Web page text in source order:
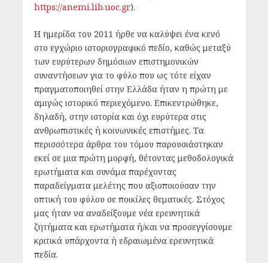
https://anemi.lib.uoc.gr).
Η ημερίδα του 2011 ήρθε να καλύψει ένα κενό
στο εγχώριο ιστοριογραφικό πεδίο, καθώς μεταξύ
των ευρύτερων δημόσιων επιστημονικών
συναντήσεων για το φύλο που ως τότε είχαν
πραγματοποιηθεί στην Ελλάδα ήταν η πρώτη με
αμιγώς ιστορικό περιεχόμενο. Επικεντρώθηκε,
δηλαδή, στην ιστορία και όχι ευρύτερα στις
ανθρωπιστικές ή κοινωνικές επιστήμες. Τα
περισσότερα άρθρα του τόμου παρουσιάστηκαν
εκεί σε μια πρώτη μορφή, θέτοντας μεθοδολογικά
ερωτήματα και συνάμα παρέχοντας
παραδείγματα μελέτης που αξιοποιούσαν την
οπτική του φύλου σε ποικίλες θεματικές. Στόχος
μας ήταν να αναδείξουμε νέα ερευνητικά
ζητήματα και ερωτήματα ή/και να προσεγγίσουμε
κριτικά υπάρχοντα ή εδραιωμένα ερευνητικά
πεδία.